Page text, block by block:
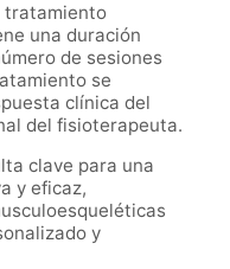
tratamiento
una duración
de sesiones
se
clínica del
del fisioterapeuta.
clave para una
y eficaz,
y